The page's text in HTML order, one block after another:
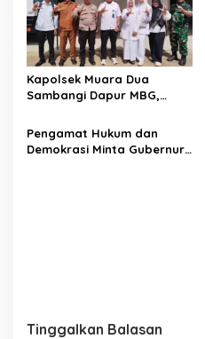
Kapolsek Muara Dua
Sambangi Dapur MBG,
Bergizi Gratis Berjalan
Sesuai SOP
‎Pengamat Hukum dan
Demokrasi Minta Gubernur
Tinggalkan Balasan